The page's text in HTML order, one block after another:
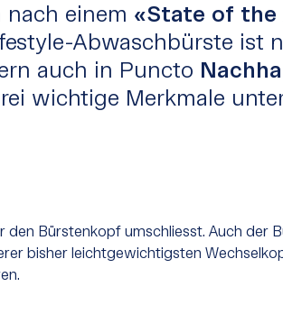
einem «State of the
Abwaschbürste ist
auch in Puncto
wichtige Merkmale
den Bürstenkopf umschliesst. Auch der
bisher leichtgewichtigsten